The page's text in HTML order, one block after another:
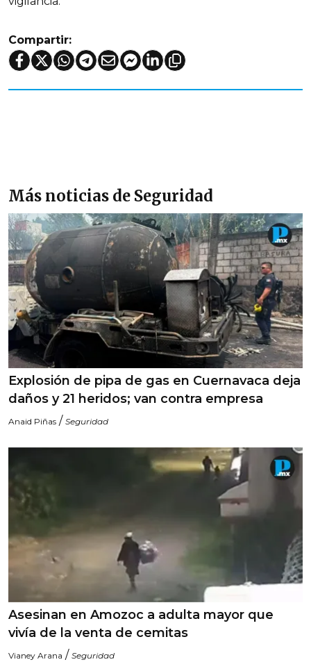
Compartir:
Más noticias de Seguridad
Explosión de pipa de gas en Cuernavaca deja
daños y 21 heridos; van contra empresa
Anaid Piñas / Seguridad
Asesinan en Amozoc a adulta mayor que
vivía de la venta de cemitas
Vianey Arana / Seguridad